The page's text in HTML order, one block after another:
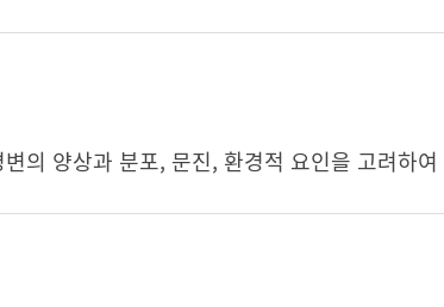
의 양상과 분포, 문진, 환경적 요인을 고려하